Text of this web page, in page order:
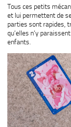
Tous ces petits
et lui permettent de
parties sont rapides,
qu’elles n’y
enfants.